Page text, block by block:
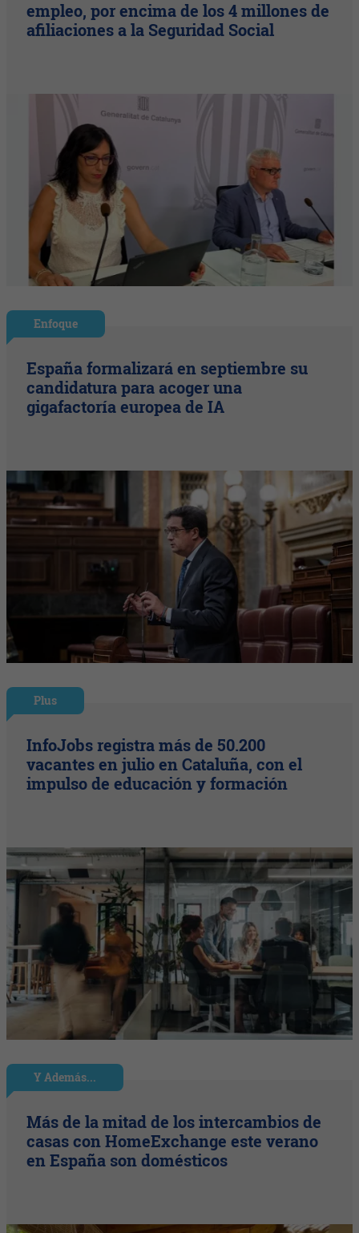
empleo, por encima de los 4 millones de
afiliaciones a la Seguridad Social
Enfoque
España formalizará en septiembre su
candidatura para acoger una
gigafactoría europea de IA
Plus
InfoJobs registra más de 50.200
vacantes en julio en Cataluña, con el
impulso de educación y formación
Y Además...
Más de la mitad de los intercambios de
casas con HomeExchange este verano
en España son domésticos